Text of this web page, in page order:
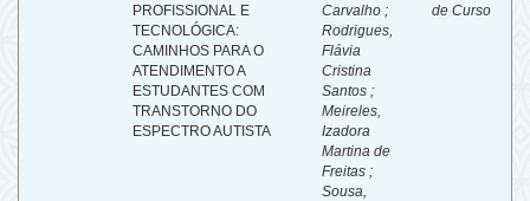
PROFISSIONAL E
TECNOLÓGICA:
CAMINHOS PARA O
ATENDIMENTO A
ESTUDANTES COM
TRANSTORNO DO
ESPECTRO AUTISTA
Carvalho ;
Rodrigues,
Flávia
Cristina
Santos ;
Meireles,
Izadora
Martina de
Freitas ;
Sousa,
de Curso